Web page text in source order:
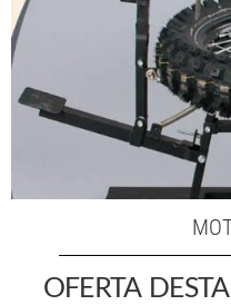
OFERTA